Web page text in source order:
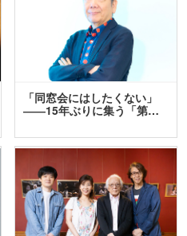
「同窓会にはしたくない」
――15年ぶりに集う「第…